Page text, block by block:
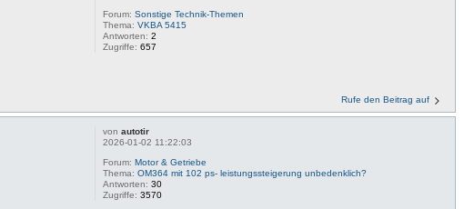
Forum:Sonstige Technik-Themen
Thema:VKBA 5415
Antworten:2
Zugriffe:657
Rufe den Beitrag auf
vonautotir
2026-01-02 11:22:03
Forum:Motor & Getriebe
Thema:OM364 mit 102 ps- leistungssteigerung unbedenklich?
Antworten:30
Zugriffe:3570